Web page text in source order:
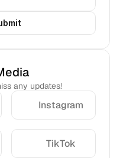
any updates!
Instagram
TikTok